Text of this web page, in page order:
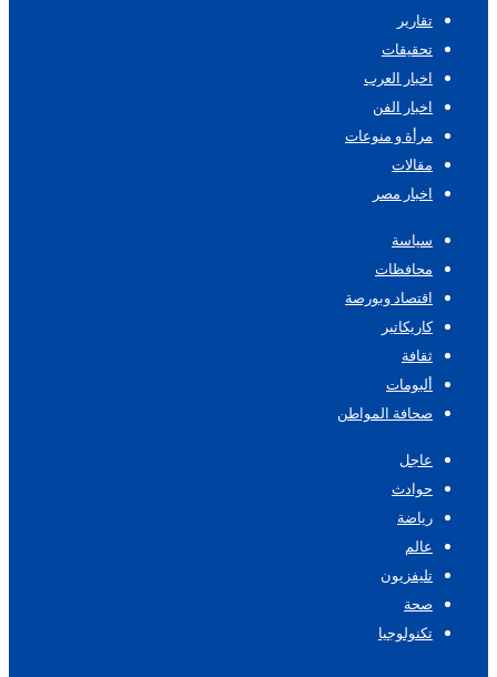
تقارير
تحقيقات
اخبار العرب
اخبار الفن
مرأة و منوعات
مقالات
اخبار مصر
سياسة
محافظات
اقتصاد وبورصة
كاريكاتير
ثقافة
ألبومات
صحافة المواطن
عاجل
حوادث
رياضة
عالم
تليفزيون
صحة
تكنولوجيا